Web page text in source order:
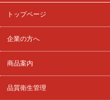
トップページ
企業の方へ
商品案内
品質衛生管理